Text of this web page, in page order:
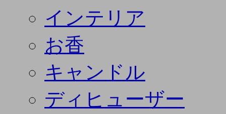
インテリア
お香
キャンドル
ディヒューザー